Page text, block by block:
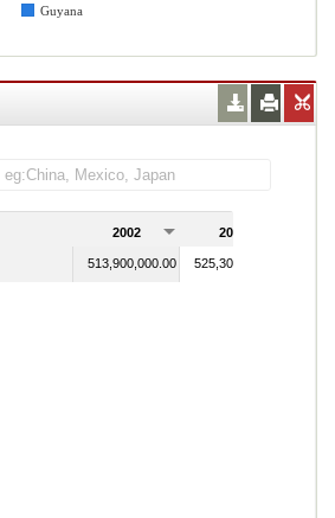
Guyana
2002 2003
513,900,000.00 525,300,000.00